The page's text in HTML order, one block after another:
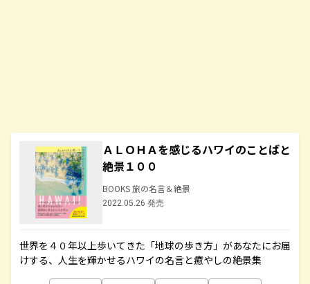
ＡＬＯＨＡを感じるハワイのことばと
絶景１００
BOOKS 旅の名言＆絶景
2022.05.26 発売
世界を４０年以上歩いてきた「地球の歩き方」があなたにお届
けする、人生を輝かせるハワイの名言と癒やしの絶景集